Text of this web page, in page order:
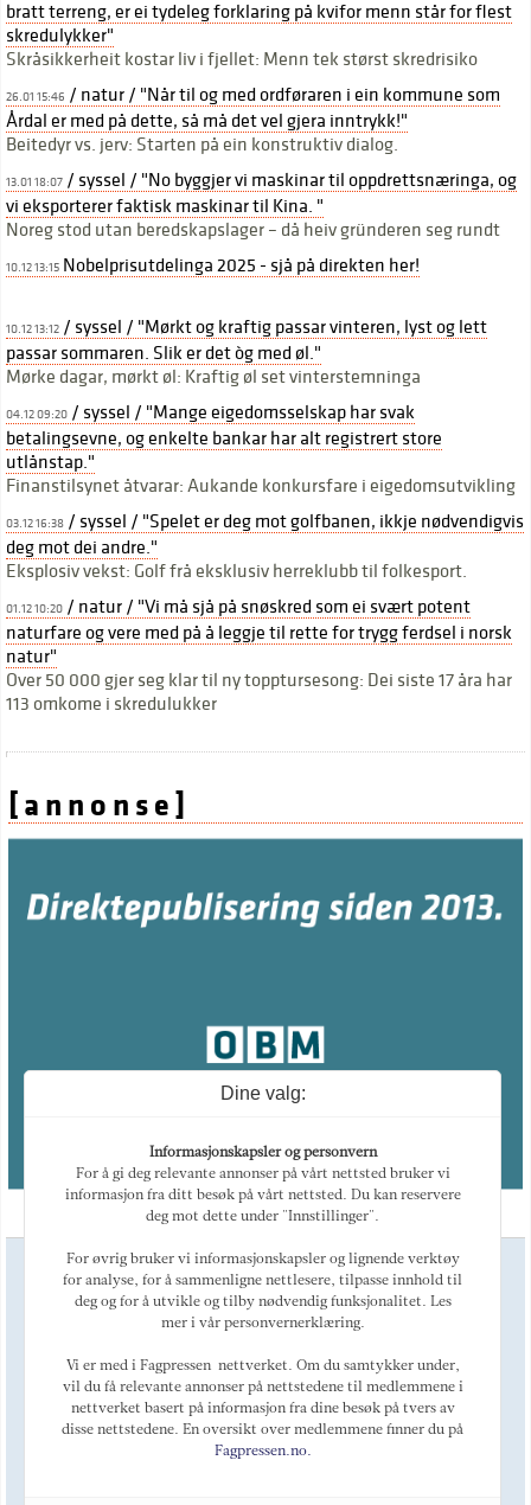
bratt terreng, er ei tydeleg forklaring på kvifor menn står for flest
skredulykker"
Skråsikkerheit kostar liv i fjellet: Menn tek størst skredrisiko
26.01 15:46 / natur / "Når til og med ordføraren i ein kommune som
Årdal er med på dette, så må det vel gjera inntrykk!"
Beitedyr vs. jerv: Starten på ein konstruktiv dialog.
13.01 18:07 / syssel / "No byggjer vi maskinar til oppdrettsnæringa, og
vi eksporterer faktisk maskinar til Kina. "
Noreg stod utan beredskapslager – då heiv gründeren seg rundt
10.12 13:15 Nobelprisutdelinga 2025 - sjå på direkten her!
10.12 13:12 / syssel / "Mørkt og kraftig passar vinteren, lyst og lett
passar sommaren. Slik er det òg med øl."
Mørke dagar, mørkt øl: Kraftig øl set vinterstemninga
04.12 09:20 / syssel / "Mange eigedomsselskap har svak
betalingsevne, og enkelte bankar har alt registrert store
utlånstap."
Finanstilsynet åtvarar: Aukande konkursfare i eigedomsutvikling
03.12 16:38 / syssel / "Spelet er deg mot golfbanen, ikkje nødvendigvis
deg mot dei andre."
Eksplosiv vekst: Golf frå eksklusiv herreklubb til folkesport.
01.12 10:20 / natur / "Vi må sjå på snøskred som ei svært potent
naturfare og vere med på å leggje til rette for trygg ferdsel i norsk
natur"
Over 50 000 gjer seg klar til ny topptursesong: Dei siste 17 åra har
113 omkome i skredulukker
[ a n n o n s e ]
Ansvarlig redaktør
Magne Otterdal
Kulturredaktør
Tellef Øgrim
Marked
Alexey Golovin
Telefon: +47 468 44 123
E-post:post@oslobusinessmemo.no
Om OBM
Dine valg:
Informasjonskapsler og personvern
For å gi deg relevante annonser på vårt nettsted bruker vi
informasjon fra ditt besøk på vårt nettsted. Du kan reservere
deg mot dette under "Innstillinger".
For øvrig bruker vi informasjonskapsler og lignende verktøy
for analyse, for å sammenligne nettlesere, tilpasse innhold til
deg og for å utvikle og tilby nødvendig funksjonalitet. Les
mer i vår personvernerklæring.
Vi er med i Fagpressen-nettverket. Om du samtykker under,
vil du få relevante annonser på nettstedene til medlemmene i
nettverket basert på informasjon fra dine besøk på tvers av
disse nettstedene. En oversikt over medlemmene finner du på
Fagpressen.no.